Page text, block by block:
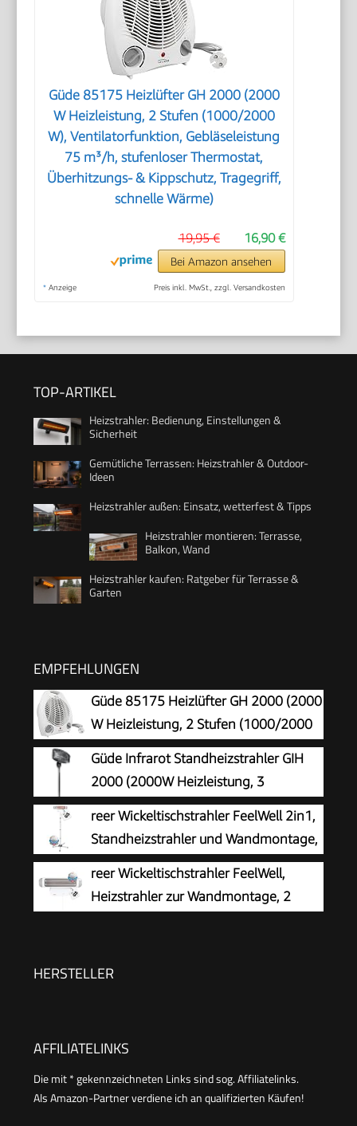
Güde 85175 Heizlüfter GH 2000 (2000
W Heizleistung, 2 Stufen (1000/2000
W), Ventilatorfunktion, Gebläseleistung
75 m³/h, stufenloser Thermostat,
Überhitzungs- & Kippschutz, Tragegriff,
schnelle Wärme)
16,90 €
19,95 €
Bei Amazon ansehen
* Anzeige Preis inkl. MwSt., zzgl. Versandkosten
TOP-ARTIKEL
Heizstrahler: Bedienung, Einstellungen &
Sicherheit
Gemütliche Terrassen: Heizstrahler & Outdoor-
Ideen
Heizstrahler außen: Einsatz, wetterfest & Tipps
Heizstrahler montieren: Terrasse,
Balkon, Wand
Heizstrahler kaufen: Ratgeber für Terrasse &
Garten
EMPFEHLUNGEN
Güde 85175 Heizlüfter GH 2000 (2000
W Heizleistung, 2 Stufen (1000/2000
W), Ventilatorfunktion, Gebläseleistung
75 m³/h, stufenloser Thermostat, Überhitzungs-
& Kippschutz, Tragegriff, schnelle Wärme)
Güde Infrarot Standheizstrahler GIH
2000 (2000W Heizleistung, 3
Heizstufen (650/1035/2000 W), 15 m³
Heizelemente, großer Standfuß & Kippschutz &
stabiles Metallgestell)
reer Wickeltischstrahler FeelWell 2in1,
Standheizstrahler und Wandmontage,
2 Heizstufen, Timer, Kippsicherung,
geprüft nach Medizinstandard, Weiß, aus Metall
reer Wickeltischstrahler FeelWell,
Heizstrahler zur Wandmontage, 2
HERSTELLER
AFFILIATELINKS
Die mit * gekennzeichneten Links sind sog. Affiliatelinks.
Als Amazon-Partner verdiene ich an qualifizierten Käufen!